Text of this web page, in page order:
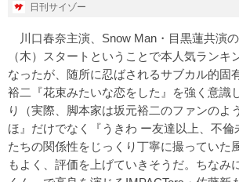
日刊サイゾー
川口春奈主演、Snow Man・目黒蓮共演
（木）スタートということで本人気ランキ
なったが、随所に忍ばされるサブカル的固
裕二『花束みたいな恋をした』を強く意識
り（実際、脚本家は坂元裕二のファンのよ
ほ』だけでなく『うきわ ー友達以上、不倫
たちの関係性をじっくり丁寧に撮っていた
もよく、評価を上げていきそうだ。ちなみ